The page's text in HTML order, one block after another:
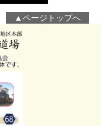
▲ページトップへ